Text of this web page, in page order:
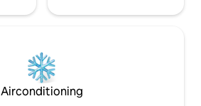
Airconditioning